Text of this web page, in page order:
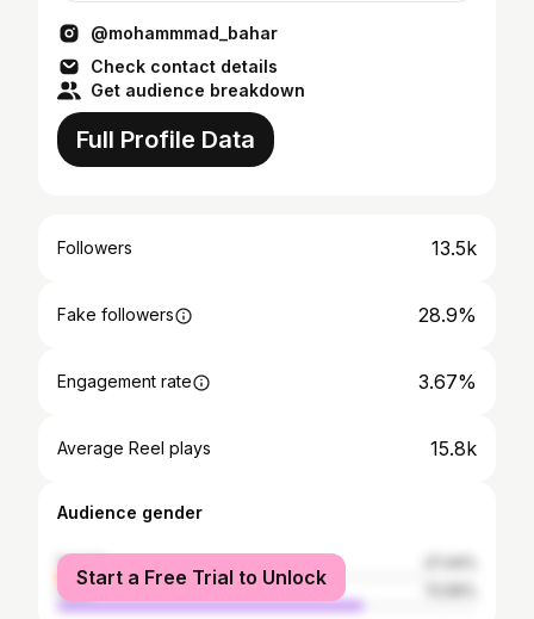
@mohammmad_bahar
Check contact details
Get audience breakdown
Full Profile Data
Followers 13.5k
Fake followers 28.9%
Engagement rate 3.67%
Average Reel plays 15.8k
Audience gender
female
male
Start a Free Trial to Unlock